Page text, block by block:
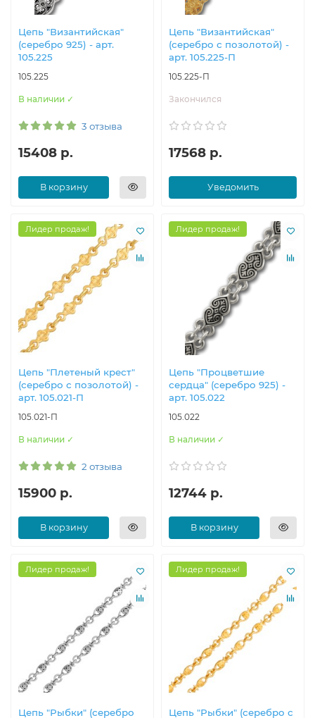
Цепь "Византийская"
(серебро 925) - арт.
105.225
105.225
В наличии ✓
3 отзыва
15408 р.
В корзину
Цепь "Византийская"
(серебро с позолотой) -
арт. 105.225-П
105.225-П
Закончился
17568 р.
Уведомить
Лидер продаж!
Цепь "Плетеный крест"
(серебро с позолотой) -
арт. 105.021-П
105.021-П
В наличии ✓
2 отзыва
15900 р.
В корзину
Лидер продаж!
Цепь "Процветшие
сердца" (серебро 925) -
арт. 105.022
105.022
В наличии ✓
12744 р.
В корзину
Лидер продаж!
Цепь "Рыбки" (серебро
Лидер продаж!
Цепь "Рыбки" (серебро с